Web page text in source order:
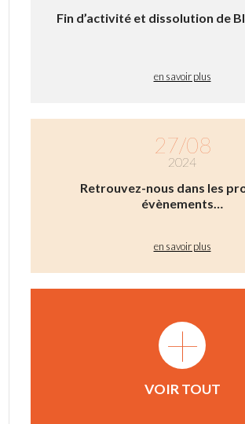
Fin d’activité et dissolution de
en savoir plus
27/08
2024
Retrouvez-nous dans les
évènements…
en savoir plus
+
VOIR TOUT